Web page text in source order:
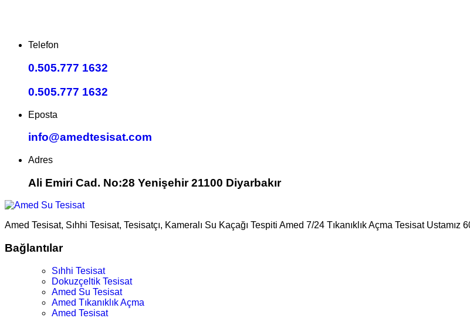
Telefon
0.505.777 1632
0.505.777 1632
Eposta
info@amedtesisat.com
Adres
Ali Emiri Cad. No:28 Yenişehir 21100 Diyarbakır
Amed Tesisat, Sıhhi Tesisat, Tesisatçı, Kameralı Su Kaçağı Tespiti Amed 7/24 Tıkanıklık Açma Tesisat Ustamız
Bağlantılar
Sıhhi Tesisat
Dokuzçeltik Tesisat
Amed Su Tesisat
Amed Tıkanıklık Açma
Amed Tesisat